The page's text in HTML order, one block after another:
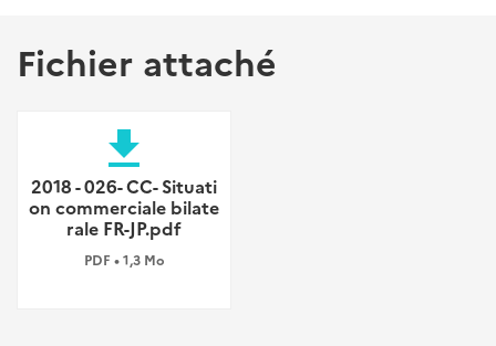
Fichier attaché
file_download
2018 - 026- CC- Situati
on commerciale bilate
rale FR-JP.pdf
PDF • 1,3 Mo